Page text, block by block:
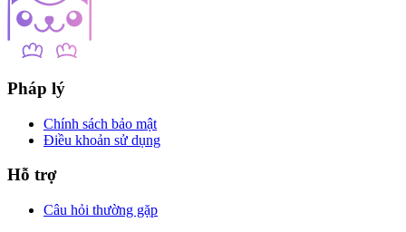
Pháp lý
Chính sách bảo mật
Điều khoản sử dụng
Hỗ trợ
Câu hỏi thường gặp